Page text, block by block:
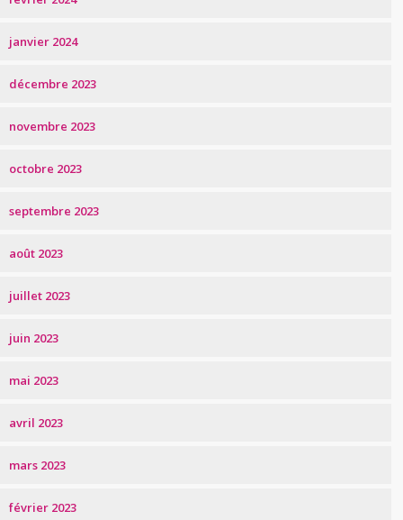
janvier 2024
décembre 2023
novembre 2023
octobre 2023
septembre 2023
août 2023
juillet 2023
juin 2023
mai 2023
avril 2023
mars 2023
février 2023